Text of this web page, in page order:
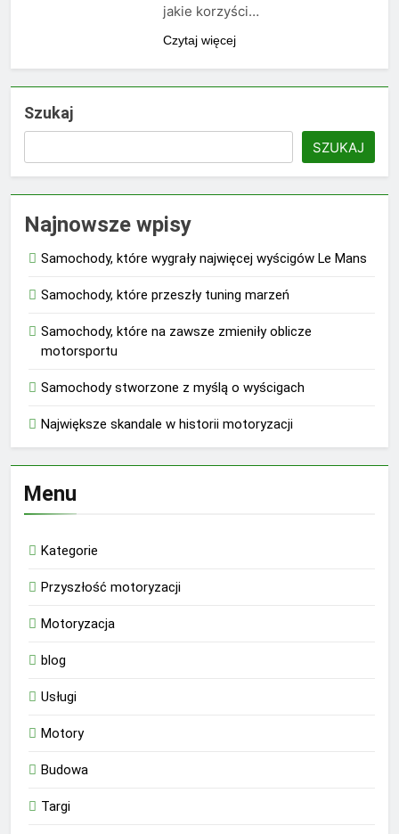
jakie korzyści…
Czytaj więcej
Szukaj
SZUKAJ
Najnowsze wpisy
Samochody, które wygrały najwięcej wyścigów Le Mans
Samochody, które przeszły tuning marzeń
Samochody, które na zawsze zmieniły oblicze
motorsportu
Samochody stworzone z myślą o wyścigach
Największe skandale w historii motoryzacji
Menu
Kategorie
Przyszłość motoryzacji
Motoryzacja
blog
Usługi
Motory
Budowa
Targi